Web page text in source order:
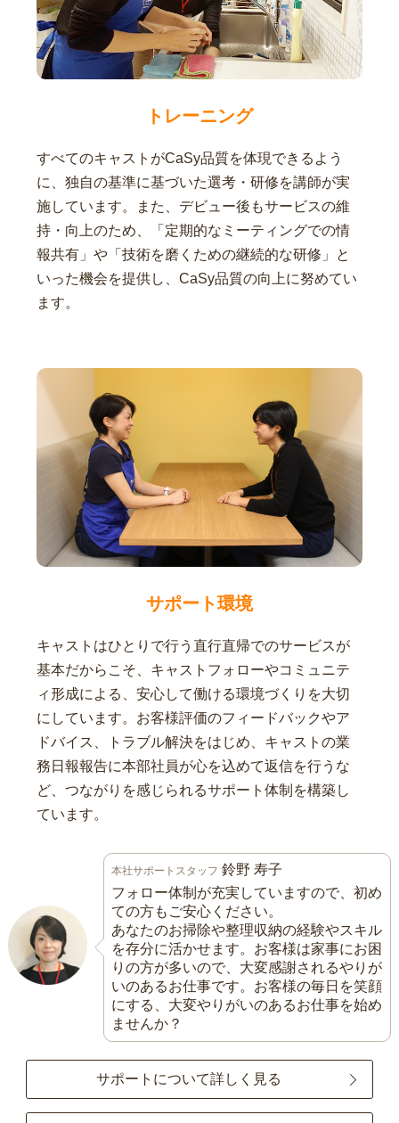
トレーニング
すべてのキャストがCaSy品質を体現できるよう
に、独自の基準に基づいた選考・研修を講師が実
施しています。また、デビュー後もサービスの維
持・向上のため、「定期的なミーティングでの情
報共有」や「技術を磨くための継続的な研修」と
いった機会を提供し、CaSy品質の向上に努めてい
ます。
サポート環境
キャストはひとりで行う直行直帰でのサービスが
基本だからこそ、キャストフォローやコミュニテ
ィ形成による、安心して働ける環境づくりを大切
にしています。お客様評価のフィードバックやア
ドバイス、トラブル解決をはじめ、キャストの業
務日報報告に本部社員が心を込めて返信を行うな
ど、つながりを感じられるサポート体制を構築し
ています。
本社サポートスタッフ 鈴野 寿子
フォロー体制が充実していますので、初め
ての方もご安心ください。
あなたのお掃除や整理収納の経験やスキル
を存分に活かせます。お客様は家事にお困
りの方が多いので、大変感謝されるやりが
いのあるお仕事です。お客様の毎日を笑顔
にする、大変やりがいのあるお仕事を始め
ませんか？
サポートについて詳しく見る